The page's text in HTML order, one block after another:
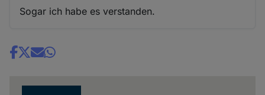
Sogar ich habe es verstanden.
Share